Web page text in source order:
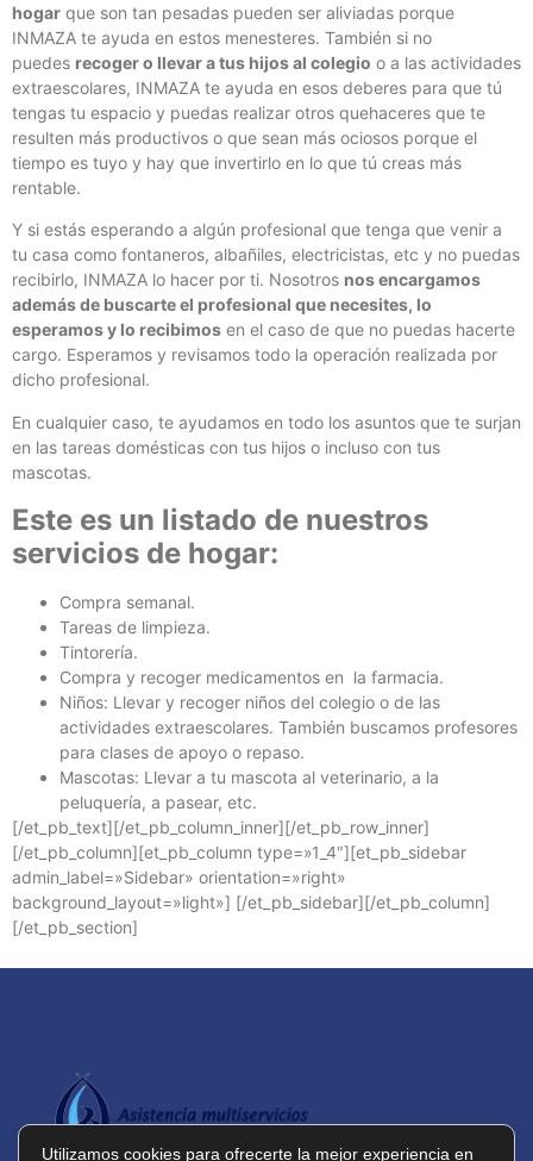
hogar que son tan pesadas pueden ser aliviadas porque
INMAZA te ayuda en estos menesteres. También si no
puedes recoger o llevar a tus hijos al colegio o a las actividades
extraescolares, INMAZA te ayuda en esos deberes para que tú
tengas tu espacio y puedas realizar otros quehaceres que te
resulten más productivos o que sean más ociosos porque el
tiempo es tuyo y hay que invertirlo en lo que tú creas más
rentable.
Y si estás esperando a algún profesional que tenga que venir a
tu casa como fontaneros, albañiles, electricistas, etc y no puedas
recibirlo, INMAZA lo hacer por ti. Nosotros nos encargamos
además de buscarte el profesional que necesites, lo
esperamos y lo recibimos en el caso de que no puedas hacerte
cargo. Esperamos y revisamos todo la operación realizada por
dicho profesional.
En cualquier caso, te ayudamos en todo los asuntos que te surjan
en las tareas domésticas con tus hijos o incluso con tus
mascotas.
Este es un listado de nuestros
servicios de hogar:
Compra semanal.
Tareas de limpieza.
Tintorería.
Compra y recoger medicamentos en la farmacia.
Niños: Llevar y recoger niños del colegio o de las
actividades extraescolares. También buscamos profesores
para clases de apoyo o repaso.
Mascotas: Llevar a tu mascota al veterinario, a la
peluquería, a pasear, etc.
[/et_pb_text][/et_pb_column_inner][/et_pb_row_inner]
[/et_pb_column][et_pb_column type=»1_4″][et_pb_sidebar
admin_label=»Sidebar» orientation=»right»
background_layout=»light»] [/et_pb_sidebar][/et_pb_column]
[/et_pb_section]
Utilizamos cookies para ofrecerte la mejor experiencia en